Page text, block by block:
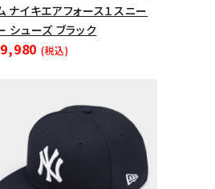
ナイキエアフォース１スニー
シューズ ブラック
(税込)